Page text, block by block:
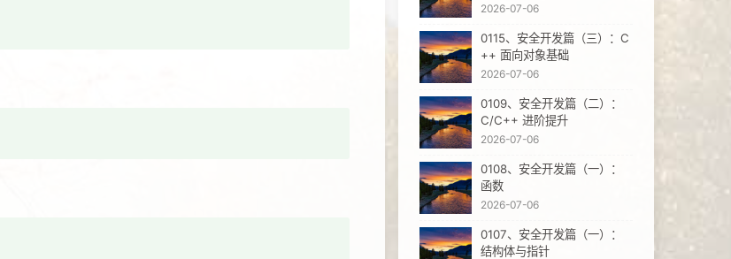
2026-07-06
0115、安全开发篇（三）：C
++ 面向对象基础
2026-07-06
0109、安全开发篇（二）：
C/C++ 进阶提升
2026-07-06
0108、安全开发篇（一）：
函数
2026-07-06
0107、安全开发篇（一）：
结构体与指针